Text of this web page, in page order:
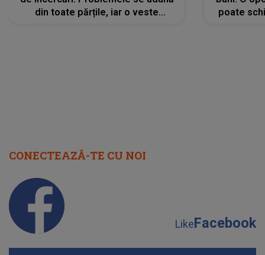
din toate părțile, iar o veste
poate
CONECTEAZĂ-TE CU NOI
LikeFacebook